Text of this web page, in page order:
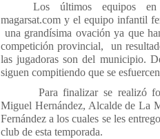
Los últimos equipos en
magarsat.com y el equipo infantil
una grandísima ovación ya que
competición provincial,
un
las jugadoras son del municipio.
siguen compitiendo que se
Para finalizar se realizó
Miguel Hernández, Alcalde de La
Fernández a los cuales se les
club de esta temporada.